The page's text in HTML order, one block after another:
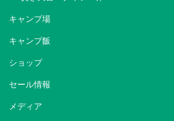
キャンプ場
キャンプ飯
ショップ
セール情報
メディア